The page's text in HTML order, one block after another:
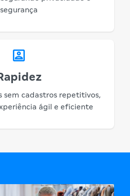
segurança
sem cadastros repetitivos,
ágil e eficiente